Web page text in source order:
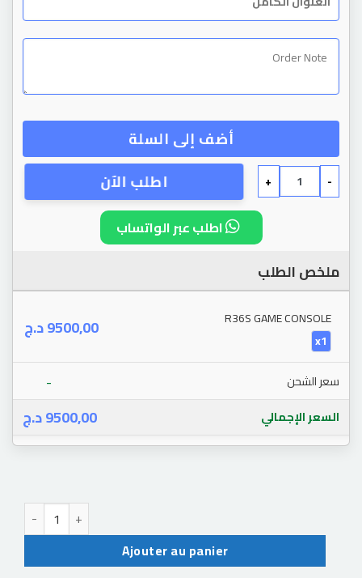
أضف إلى السلة
-
+ اطلب الآن
اطلب عبر الواتساب
ملخص الطلب
R36S GAME CONSOLE
x1
9500,00د.ج
سعر الشحن -
السعر الإجمالي 9500,00د.ج
quantité de R36S GAME CONSOLE
Ajouter au panier